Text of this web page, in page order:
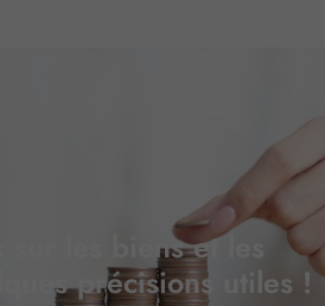
sur les biens et les
précisions utiles !